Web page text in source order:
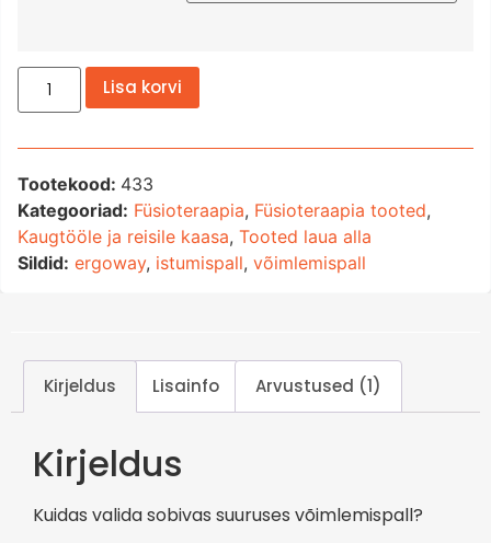
Lisa korvi
Tootekood: 433
Kategooriad: Füsioteraapia, Füsioteraapia tooted,
Kaugtööle ja reisile kaasa, Tooted laua alla
Sildid: ergoway, istumispall, võimlemispall
Kirjeldus Lisainfo Arvustused (1)
Kirjeldus
Kuidas valida sobivas suuruses võimlemispall?